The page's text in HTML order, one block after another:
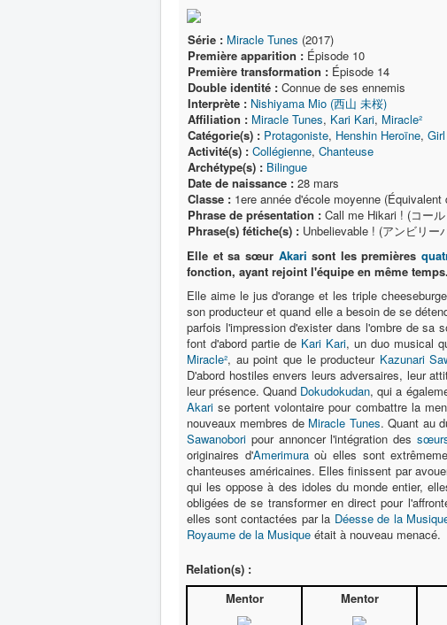
Série : Miracle Tunes (2017)
Première apparition : Épisode 10
Première transformation : Épisode 14
Double identité : Connue de ses ennemis
Interprète : Nishiyama Mio (西山 未桜)
Affiliation : Miracle Tunes, Kari Kari, Miracle²
Catégorie(s) : Protagoniste, Henshin Heroïne,
Activité(s) : Collégienne, Chanteuse
Archétype(s) : Bilingue
Date de naissance : 28 mars
Classe : 1ere année d'école moyenne (Équivalent
Phrase de présentation : Call me Hikari ! (コー
Phrase(s) fétiche(s) : Unbelievable ! (アンビリー
Elle et sa sœur Akari sont les premières
fonction, ayant rejoint l'équipe en même temps.
Elle aime le jus d'orange et les triple
son producteur et quand elle a besoin de se
parfois l'impression d'exister dans l'ombre de
font d'abord partie de Kari Kari, un duo musical
Miracle², au point que le producteur Kazunari
D'abord hostiles envers leurs adversaires, leur
leur présence. Quand Dokudokudan, qui a
Akari se portent volontaire pour combattre la
nouveaux membres de Miracle Tunes. Quant au
Sawanobori pour annoncer l'intégration des
originaires d'Amerimuraoù elles sont
chanteuses américaines. Elles finissent par
qui les oppose à des idoles du monde entier,
obligées de se transformer en direct pour
elles sont contactées par la Déesse de la
Royaume de la Musique était à nouveau menacé.
Relation(s) :
Mentor
Mentor